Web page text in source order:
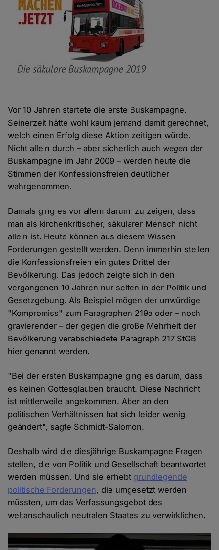
Vor 10 Jahren startete die erste Buskampagne.
Seinerzeit hätte wohl kaum jemand damit gerechnet,
welch einen Erfolg diese Aktion zeitigen würde.
Nicht allein durch – aber sicherlich auch wegen der
Buskampagne im Jahr 2009 – werden heute die
Stimmen der Konfessionsfreien deutlicher
wahrgenommen.
Damals ging es vor allem darum, zu zeigen, dass
man als kirchenkritischer, säkularer Mensch nicht
allein ist. Heute können aus diesem Wissen
Forderungen gestellt werden. Denn immerhin stellen
die Konfessionsfreien ein gutes Drittel der
Bevölkerung. Das jedoch zeigte sich in den
vergangenen 10 Jahren nur selten in der Politik und
Gesetzgebung. Als Beispiel mögen der unwürdige
"Kompromiss" zum Paragraphen 219a oder – noch
gravierender – der gegen die große Mehrheit der
Bevölkerung verabschiedete Paragraph 217 StGB
hier genannt werden.
"Bei der ersten Buskampagne ging es darum, dass
es keinen Gottesglauben braucht. Diese Nachricht
ist mittlerweile angekommen. Aber an den
politischen Verhältnissen hat sich leider wenig
geändert", sagte Schmidt-Salomon.
Deshalb wird die diesjährige Buskampagne Fragen
stellen, die von Politik und Gesellschaft beantwortet
werden müssen. Und sie erhebt grundlegende
politische Forderungen, die umgesetzt werden
müssten, um das Verfassungsgebot des
weltanschaulich neutralen Staates zu verwirklichen.